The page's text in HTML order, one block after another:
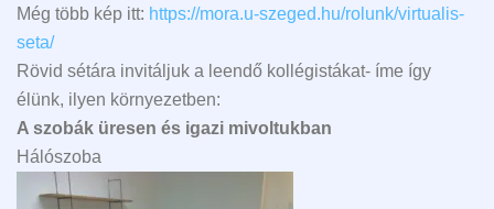
Még több kép itt: https://mora.u-szeged.hu/rolunk/virtualis-
seta/
Rövid sétára invitáljuk a leendő kollégistákat- íme így
élünk, ilyen környezetben:
A szobák üresen és igazi mivoltukban
Hálószoba